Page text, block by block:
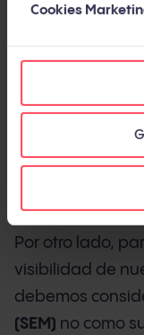
Cookies
en Google a
muy bien las
a nuestro
rentabilidad.
puede ser
asesoramiento
Por otro lado,
visibilidad de
debemos
(SEM) no como